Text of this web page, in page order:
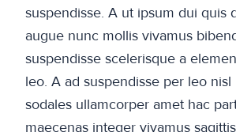
suspendisse. A ut ipsum dui quis
augue nunc mollis vivamus
suspendisse scelerisque a
leo. A ad suspendisse per leo
sodales ullamcorper amet hac
maecenas integer vivamus